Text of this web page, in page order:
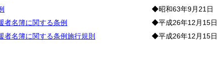
◆昭和63年9月21日
者名簿に関する条例
◆平成26年12月15日
者名簿に関する条例施行規則
◆平成26年12月15日